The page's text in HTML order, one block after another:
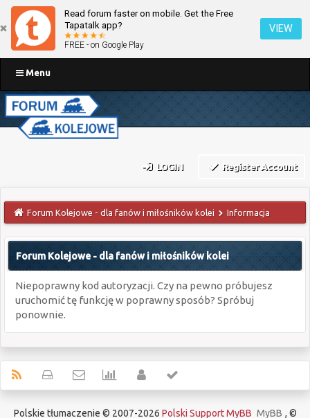
Read forum faster on mobile. Get the Free
Tapatalk app?
FREE - on Google Play
VIEW
Menu
LOGIN Register Account
Forum Kolejowe - dla fanów i miłośników kolei Informacja
Forum Kolejowe - dla fanów i miłośników kolei
Niepoprawny kod autoryzacji. Czy na pewno próbujesz
uruchomić tę funkcję w poprawny sposób? Spróbuj
ponownie.
Polskie tłumaczenie © 2007-2026 Polski Support MyBB MyBB , ©